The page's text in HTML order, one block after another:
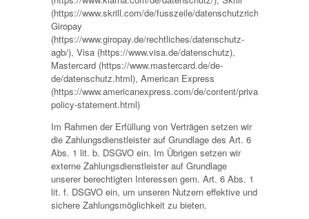
(https://www.skrill.com/de/fusszeile/datenschutzrichtlinie/),
Giropay
(https://www.giropay.de/rechtliches/datenschutz-
agb/), Visa (https://www.visa.de/datenschutz),
Mastercard (https://www.mastercard.de/de-
de/datenschutz.html), American Express
(https://www.americanexpress.com/de/content/privacy-
policy-statement.html)
Im Rahmen der Erfüllung von Verträgen setzen wir
die Zahlungsdienstleister auf Grundlage des Art. 6
Abs. 1 lit. b. DSGVO ein. Im Übrigen setzen wir
externe Zahlungsdienstleister auf Grundlage
unserer berechtigten Interessen gem. Art. 6 Abs. 1
lit. f. DSGVO ein, um unseren Nutzern effektive und
sichere Zahlungsmöglichkeit zu bieten.